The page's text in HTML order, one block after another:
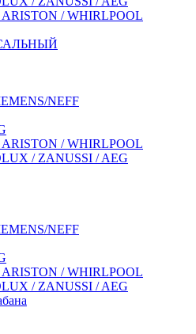
/ WHIRLPOOL
NEFF
/ WHIRLPOOL
/ ZANUSSI / AEG
NEFF
/ WHIRLPOOL
/ ZANUSSI / AEG